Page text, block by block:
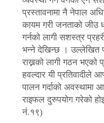
प्रस्तावनामा नै नेपाल
कायम गरी जनताको जीउ
गर्नको लागी सशस्त्र
भन्ने देखिन्छ । उल्लेखित
राख्नको लागी गठन भएको
हवल्दार यी प्रतिवादीले
पालन गर्दाको अवस्थामा
राइफल दुरुपयोग गरेको
नं.१९)